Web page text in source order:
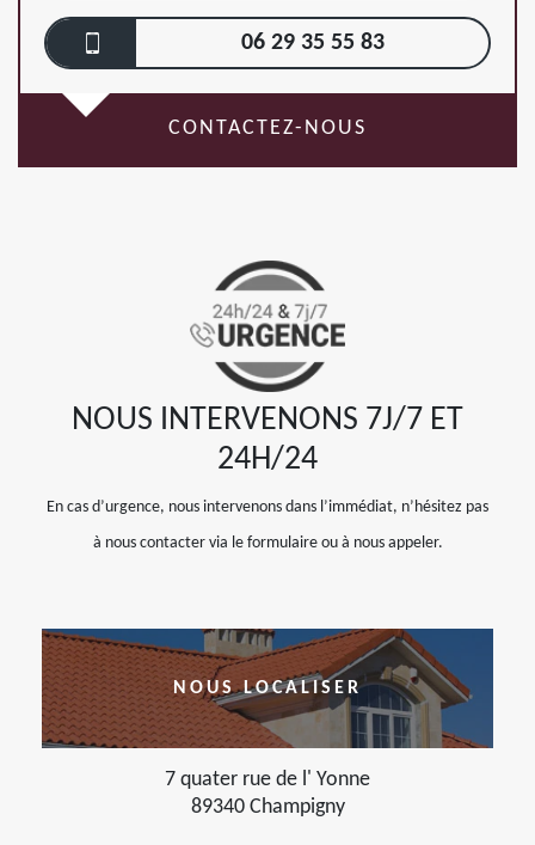
06 29 35 55 83
CONTACTEZ-NOUS
NOUS INTERVENONS 7J/7 ET
24H/24
En cas d’urgence, nous intervenons dans l’immédiat, n’hésitez pas
à nous contacter via le formulaire ou à nous appeler.
NOUS LOCALISER
7 quater rue de l' Yonne
89340 Champigny